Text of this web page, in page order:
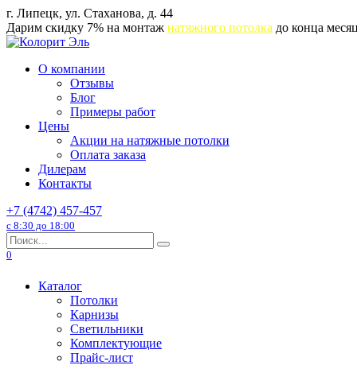
Перейти
к
содержанию
г. Липецк, ул. Стаханова, д. 44
Дарим скидку 7% на монтаж натяжного потолка до конца
О компании
Отзывы
Блог
Примеры работ
Цены
Акции на натяжные потолки
Оплата заказа
Дилерам
Контакты
+7 (4742) 457-457
с 8:30 до 18:00
Search
for:
0
Каталог
Потолки
Карнизы
Светильники
Комплектующие
Прайс-лист